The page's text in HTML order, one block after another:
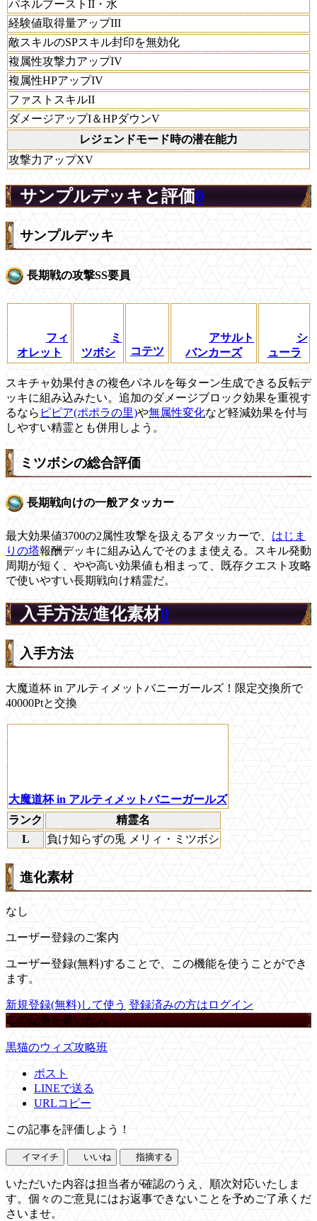
パネルブーストII・水
経験値取得量アップIII
敵スキルのSPスキル封印を無効化
複属性攻撃力アップIV
複属性HPアップIV
ファストスキルII
ダメージアップI＆HPダウンV
レジェンドモード時の潜在能力
攻撃力アップXV
サンプルデッキと評価0
サンプルデッキ
長期戦の攻撃SS要員
フィ
オレット
ミ
ツボシ
コテツ
アサルト
バンカーズ
シ
ューラ
スキチャ効果付きの複色パネルを毎ターン生成できる反転デ
ッキに組み込みたい。追加のダメージブロック効果を重視す
るなら ピピア(ポポラの里)や無属性変化など軽減効果を付与
しやすい精霊とも併用しよう。
ミツボシの総合評価
長期戦向けの一般アタッカー
最大効果値3700の2属性攻撃を扱えるアタッカーで、 はじま
りの塔報酬デッキに組み込んでそのまま使える。スキル発動
周期が短く、やや高い効果値も相まって、既存クエスト攻略
で使いやすい長期戦向け精霊だ。
入手方法/進化素材0
入手方法
大魔道杯 in アルティメットバニーガールズ！限定交換所で
40000Ptと交換
大魔道杯 in アルティメットバニーガールズ
ランク
精霊名
L
負け知らずの兎 メリィ・ミツボシ
進化素材
なし
ユーザー登録のご案内
ユーザー登録(無料)することで、この機能を使うことができ
ます。
新規登録(無料)して使う 登録済みの方はログイン
この記事を書いた人
黒猫のウィズ攻略班
ポスト
LINEで送る
URLコピー
この記事を評価しよう！
イマイチ いいね 指摘する
いただいた内容は担当者が確認のうえ、順次対応いたしま
す。個々のご意見にはお返事できないことを予めご了承くだ
さいませ。